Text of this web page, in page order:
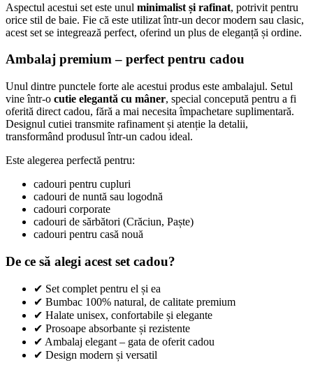
Aspectul acestui set este unul minimalist și rafinat, potrivit pentru
orice stil de baie. Fie că este utilizat într-un decor modern sau clasic,
acest set se integrează perfect, oferind un plus de eleganță și ordine.
Ambalaj premium – perfect pentru cadou
Unul dintre punctele forte ale acestui produs este ambalajul. Setul
vine într-o cutie elegantă cu mâner, special concepută pentru a fi
oferită direct cadou, fără a mai necesita împachetare suplimentară.
Designul cutiei transmite rafinament și atenție la detalii,
transformând produsul într-un cadou ideal.
Este alegerea perfectă pentru:
cadouri pentru cupluri
cadouri de nuntă sau logodnă
cadouri corporate
cadouri de sărbători (Crăciun, Paște)
cadouri pentru casă nouă
De ce să alegi acest set cadou?
✔ Set complet pentru el și ea
✔ Bumbac 100% natural, de calitate premium
✔ Halate unisex, confortabile și elegante
✔ Prosoape absorbante și rezistente
✔ Ambalaj elegant – gata de oferit cadou
✔ Design modern și versatil